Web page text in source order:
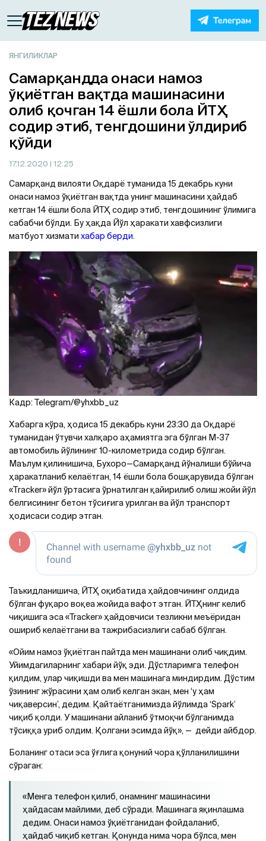
ЯНГИЛИКЛАР
Самарқандда онаси намоз
ўқиётган вақтда машинасини
олиб қочган 14 ёшли бола ЙТҲ
содир этиб, тенгдошини ўлдириб
қўйди
17.12.2020 | 12:25
Самарқанд вилояти Оқдарё туманида 15 декабрь куни
онаси намоз ўқиётган вақтда унинг машинасини ҳайдаб
кетган 14 ёшли бола ЙТҲ содир этиб, тенгдошининг ўлимига
сабабчи бўлди. Бу ҳақда Йўл ҳаракати хавфсизлиги
матбуот хизмати хабар берди.
Кадр: Telegram/@yhxbb_uz
Хабарга кўра, ҳодиса 15 декабрь куни 23:30 да Оқдарё
туманидан ўтувчи халқаро аҳамиятга эга бўлган М-37
автомобиль йўлининг 10-километрида содир бўлган.
Маълум қилинишича, Бухоро—Самарқанд йўналиши бўйича
ҳаракатланиб келаётган, 14 ёшли бола бошқарувида бўлган
«Тracker» йўл ўртасига ўрнатилган қайирилиб олиш жойи йўл
белгисининг бетон тўсиғига урилган ва йўл транспорт
ҳодисаси содир этган.
Таъкидланишича, ЙТҲ оқибатида ҳайдовчининг олдида
бўлган фуқаро воқеа жойида вафот этган. ЙТҲнинг келиб
чиқишига эса «Tracker» ҳайдовчиси тезликни меъёридан
ошириб келаётгани ва тажрибасизлиги сабаб бўлган.
«Ойим намоз ўқиётган пайтда мен машинани олиб чиқдим.
Уйимдагиларнинг хабари йўқ эди. Дўстларимга телефон
қилдим, улар чиқишди ва мен машинага миндирдим. Дўстим
ўзининг жўрасини ҳам олиб келган экан, мен ‘у ҳам
чиқаверсин’, дедим. Қайтаётганимизда йўлимда ‘Spark’
чиқиб қолди. У машинани айланиб ўтмоқчи бўлганимда
тўсиққа уриб олдим. Қолгани эсимда йўқ», — дейди айбдор.
Боланинг отаси эса ўғлига қонуний чора қўлланилишини
сўраган:
«Менга телефон қилиб, онамнинг машинасини
ҳайдасам майлими, деб сўради. Машинага яқинлашма
дедим. Онаси намоз ўқиётганидан фойдаланиб,
ҳайдаб чиқиб кетган. Қонунда нима чора бўлса, мен